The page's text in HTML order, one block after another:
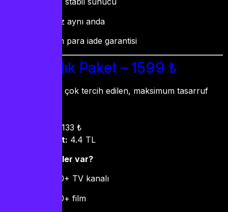
3 cihaz aynı anda
30 gün para iade garantisi
12 Aylık Paket – 1599 ₺
En çok tercih edilen, maksimum tasarruf
133 ₺
Günlük maliyet: 4.4 TL
Bu pakette neler var?
20.000+ TV kanalı
50.000+ film